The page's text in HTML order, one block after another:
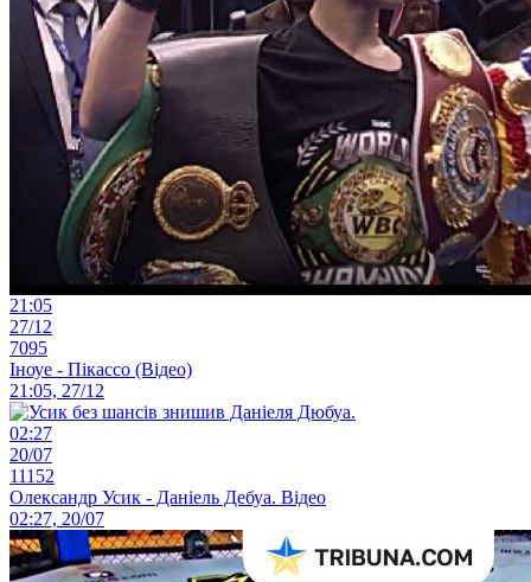
21:05
27/12
7095
Іноуе - Пікассо (Відео)
21:05, 27/12
02:27
20/07
11152
Олександр Усик - Даніель Дебуа. Відео
02:27, 20/07